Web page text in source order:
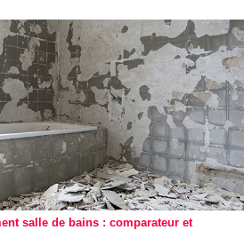
salle de bains : comparateur et